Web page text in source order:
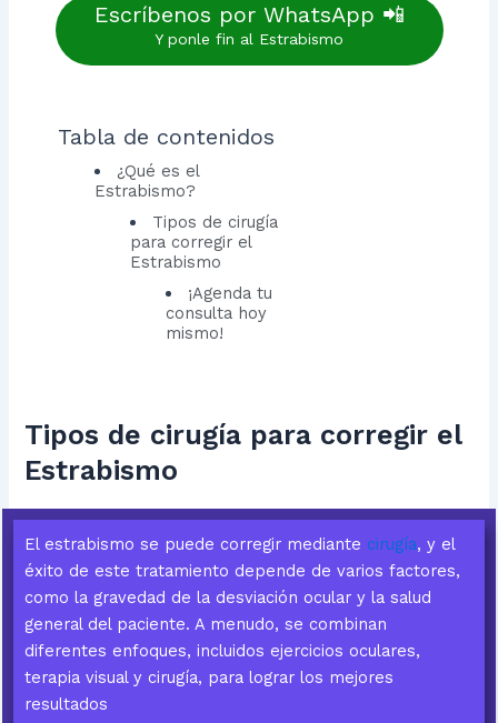
Escríbenos por WhatsApp 📲
Y ponle fin al Estrabismo
Tabla de contenidos
¿Qué es el
Estrabismo?
Tipos de cirugía
para corregir el
Estrabismo
¡Agenda tu
consulta hoy
mismo!
Tipos de cirugía para corregir el
Estrabismo
El estrabismo se puede corregir mediante cirugía, y el
éxito de este tratamiento depende de varios factores,
como la gravedad de la desviación ocular y la salud
general del paciente. A menudo, se combinan
diferentes enfoques, incluidos ejercicios oculares,
terapia visual y cirugía, para lograr los mejores
resultados